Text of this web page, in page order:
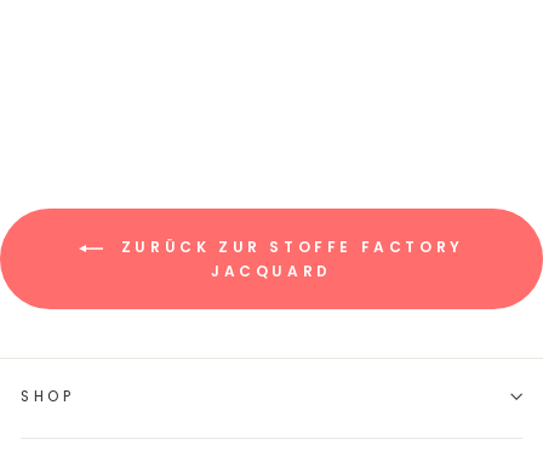
ZURÜCK ZUR STOFFE FACTORY
JACQUARD
SHOP